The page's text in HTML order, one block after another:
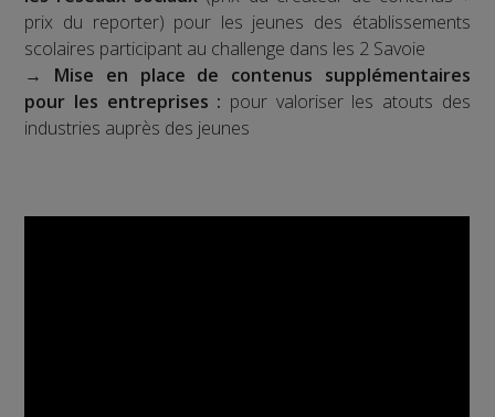
prix du reporter) pour les jeunes des établissements
scolaires participant au challenge dans les 2 Savoie
→ Mise en place de contenus supplémentaires
pour les entreprises : pour valoriser les atouts des
industries auprès des jeunes